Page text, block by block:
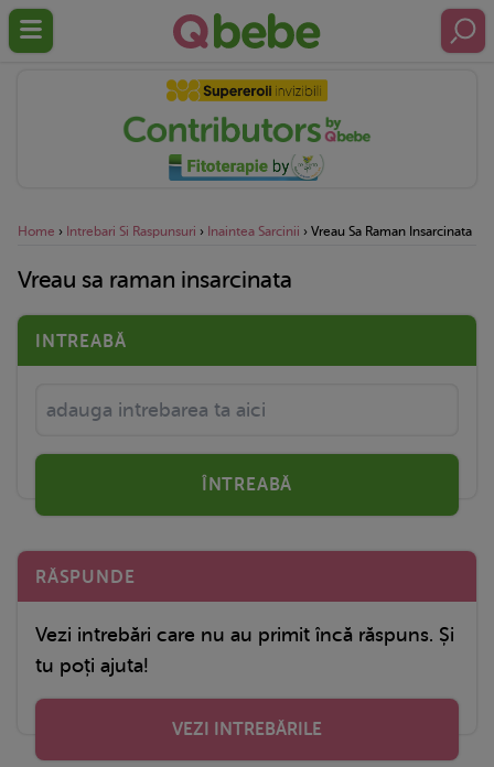
Home › Intrebari Si Raspunsuri › Inaintea Sarcinii › Vreau Sa Raman Insarcinata
Vreau sa raman insarcinata
INTREABĂ
ÎNTREABĂ
RĂSPUNDE
Vezi intrebări care nu au primit încă răspuns. Și
tu poți ajuta!
VEZI INTREBĂRILE